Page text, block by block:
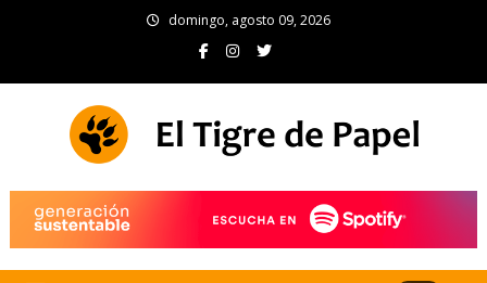
domingo, agosto 09, 2026